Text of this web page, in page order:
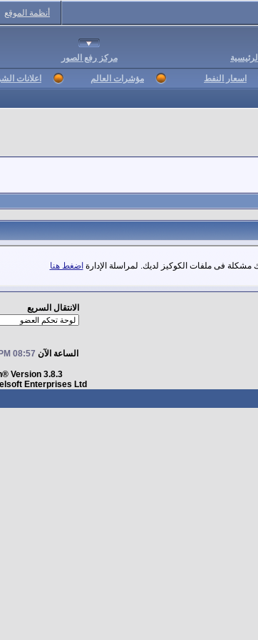
أنظمة الموقع
مركز رفع الصور
اسعار النفط مؤشرات العالم اعلانات
مشكلة فى ملفات الكوكيز لديك. لمراسلة الإدارة اضغط هنا
الانتقال السريع
الساعة الآن 08:57 PM
Version 3.8.3
Enterprises Ltd.